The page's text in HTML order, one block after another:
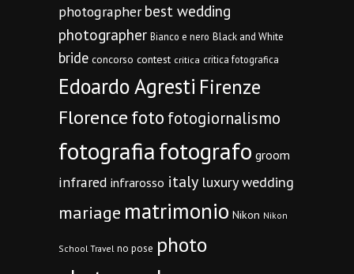
photographer best wedding
photographer Bianco e nero Black and White
bride concorso contest critica critica fotografica
Edoardo Agresti Firenze
Florencefoto fotogiornalismo
fotografiafotografo groom
infrared infrarosso italy luxury wedding
mariage matrimonio Nikon Nikon
School Travel no pose photo